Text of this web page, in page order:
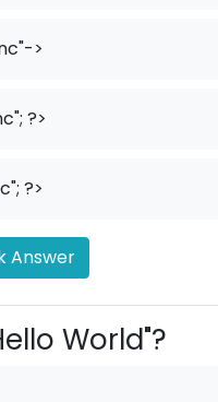
>
?>
?>
Answer
World"?